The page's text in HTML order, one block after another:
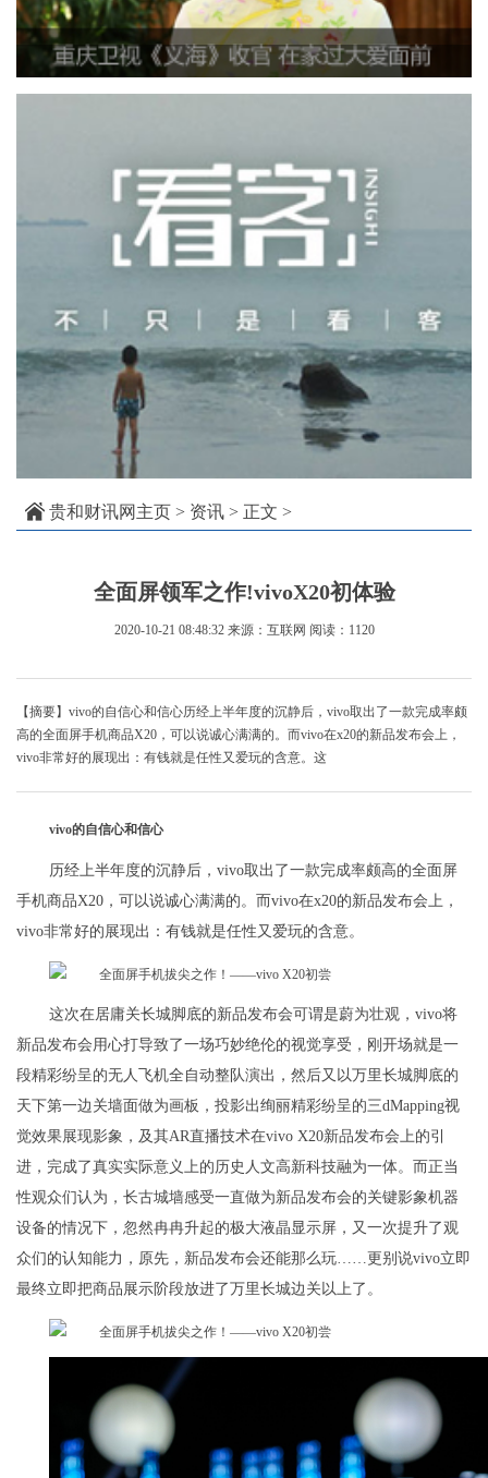
贵和财讯网主页 > 资讯 > 正文 >
全面屏领军之作!vivoX20初体验
2020-10-21 08:48:32 来源：互联网 阅读：1120
【摘要】vivo的自信心和信心历经上半年度的沉静后，vivo取出了一款完成率颇
高的全面屏手机商品X20，可以说诚心满满的。而vivo在x20的新品发布会上，
vivo非常好的展现出：有钱就是任性又爱玩的含意。这
vivo的自信心和信心
历经上半年度的沉静后，vivo取出了一款完成率颇高的全面屏
手机商品X20，可以说诚心满满的。而vivo在x20的新品发布会上，
vivo非常好的展现出：有钱就是任性又爱玩的含意。
这次在居庸关长城脚底的新品发布会可谓是蔚为壮观，vivo将
新品发布会用心打导致了一场巧妙绝伦的视觉享受，刚开场就是一
段精彩纷呈的无人飞机全自动整队演出，然后又以万里长城脚底的
天下第一边关墙面做为画板，投影出绚丽精彩纷呈的三dMapping视
觉效果展现影象，及其AR直播技术在vivo X20新品发布会上的引
进，完成了真实实际意义上的历史人文高新科技融为一体。而正当
性观众们认为，长古城墙感受一直做为新品发布会的关键影象机器
设备的情况下，忽然冉冉升起的极大液晶显示屏，又一次提升了观
众们的认知能力，原先，新品发布会还能那么玩……更别说vivo立即
最终立即把商品展示阶段放进了万里长城边关以上了。